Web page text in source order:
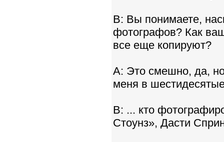
B: Вы понимаете,
фотографов? Как
все еще копируют?
A: Это смешно, да,
меня в
B: ... кто
Стоунз», Дасти